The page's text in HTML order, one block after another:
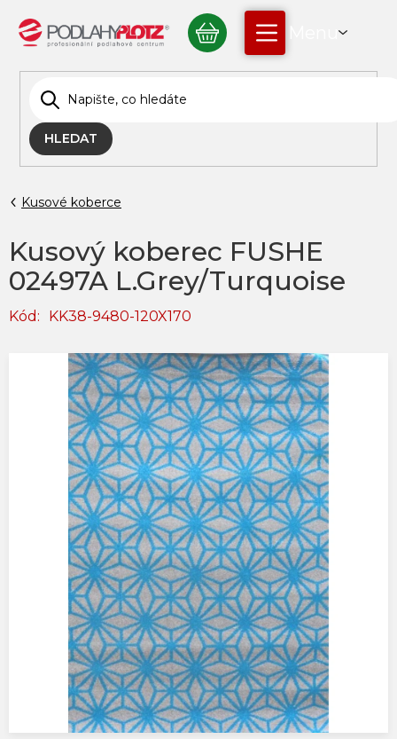
obsah
HLEDAT
NÁKUPNÍ
KOŠÍK
Kusové koberce
Kusový koberec FUSHE
02497A L.Grey/Turquoise
Kód: KK38-9480-120X170